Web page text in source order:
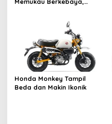
Memukau Berkebaya,
di Hari Kebaya Nasional
Honda Monkey Tampil
Beda dan Makin Ikonik